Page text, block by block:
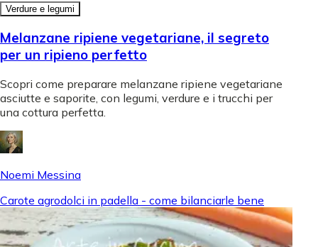
Verdure e legumi
Melanzane ripiene vegetariane, il segreto
per un ripieno perfetto
Scopri come preparare melanzane ripiene vegetariane
asciutte e saporite, con legumi, verdure e i trucchi per
una cottura perfetta.
Noemi Messina
Carote agrodolci in padella - come bilanciarle bene